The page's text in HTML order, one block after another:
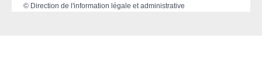
© Direction de l'information légale et administrative